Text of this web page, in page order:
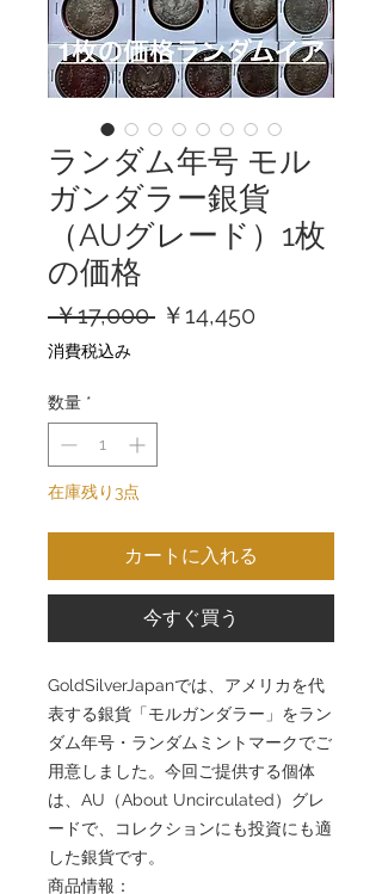
ランダム年号 モル
ガンダラー銀貨
（AUグレード）1枚
の価格
￥17,000 通￥14,450
消費税込み
数量 *
在庫残り3点
カートに入れる
今すぐ買う
GoldSilverJapanでは、アメリカを代
表する銀貨「モルガンダラー」をラン
ダム年号・ランダムミントマークでご
用意しました。今回ご提供する個体
は、AU（About Uncirculated）グレ
ードで、コレクションにも投資にも適
した銀貨です。
商品情報：